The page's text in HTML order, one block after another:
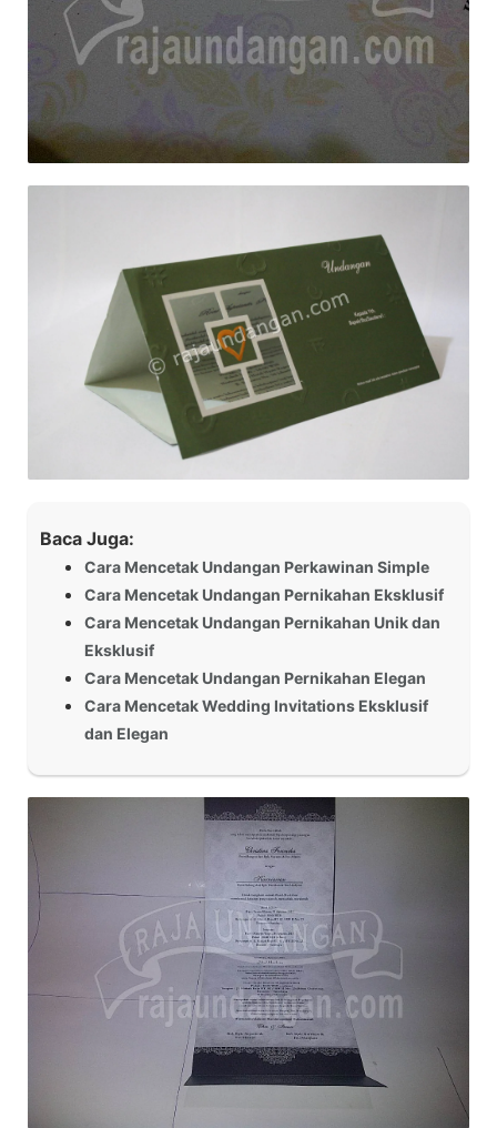
Baca Juga:
Cara Mencetak Undangan Perkawinan Simple
Cara Mencetak Undangan Pernikahan Eksklusif
Cara Mencetak Undangan Pernikahan Unik dan
Eksklusif
Cara Mencetak Undangan Pernikahan Elegan
Cara Mencetak Wedding Invitations Eksklusif
dan Elegan